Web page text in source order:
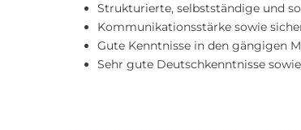
Strukturierte, selbstständige und
Kommunikationsstärke sowie
Gute Kenntnisse in den gängigen
Sehr gute Deutschkenntnisse